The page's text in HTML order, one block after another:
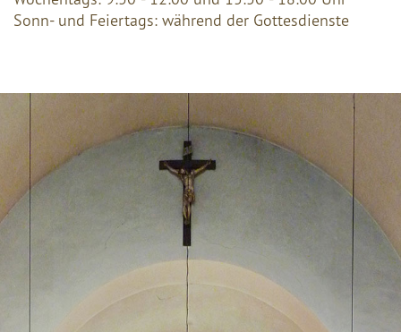
Sonn- und Feiertags: während der Gottesdienste